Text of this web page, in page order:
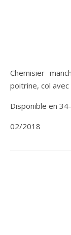
Chemisier manches courtes larges et froncées. Pinces
poitrine, col
Disponible en
02/2018